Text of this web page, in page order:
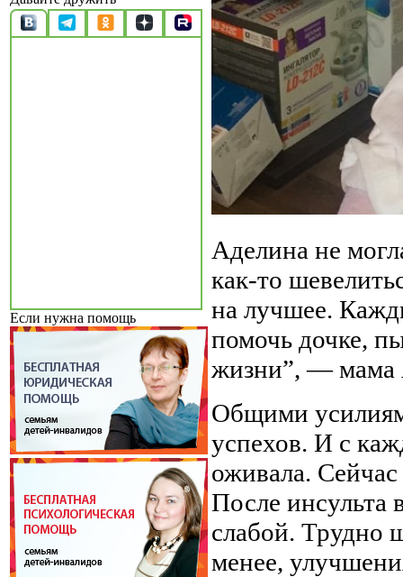
Если нужна помощь
Аделина не
как-то
на лучшее.
помочь дочке,
жизни”, — мама
Общими
успехов. И с
оживала.
После инсульта
слабой. Трудно
менее,